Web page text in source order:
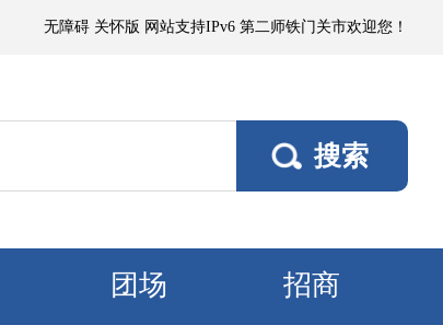
地有短时沙尘暴，偏东阵风5～6级、风口阵风7～8级，其
无障碍 关怀版 网站支持IPv6 第二师铁门关市欢迎您！
团场 招商